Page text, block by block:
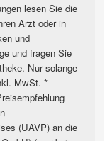
lesen Sie die
Arzt oder in
und
und fragen Sie
Nur solange
MwSt. *
(UAVP) an die